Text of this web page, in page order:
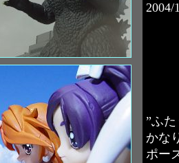
2004/
”ふ
かな
ポー